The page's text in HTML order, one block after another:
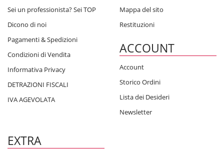
Sei un professionista? Sei TOP
Dicono di noi
Pagamenti & Spedizioni
Condizioni di Vendita
Informativa Privacy
DETRAZIONI FISCALI
IVA AGEVOLATA
Mappa del sito
Restituzioni
ACCOUNT
Account
Storico Ordini
Lista dei Desideri
Newsletter
EXTRA